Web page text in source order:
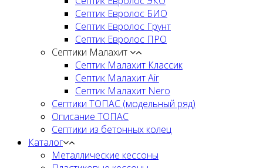
Септик Евролос БИО
Септик Евролос Грунт
Септик Евролос ПРО
Септики Малахит
Септик Малахит Классик
Септик Малахит Air
Септик Малахит Nero
Септики ТОПАС (модельный ряд)
Описание ТОПАС
Септики из бетонных колец
Каталог
Металлические кессоны